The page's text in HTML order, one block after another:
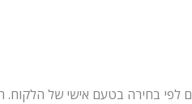
לפי בחירה בטעם אישי של